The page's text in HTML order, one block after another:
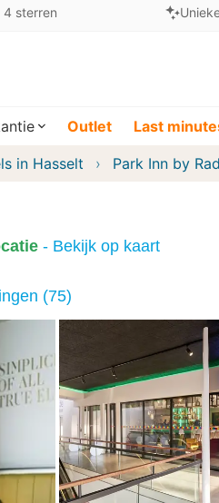
4 sterren
Outlet Last
in Hasselt Park Inn by
- Bekijk op kaart
(75)